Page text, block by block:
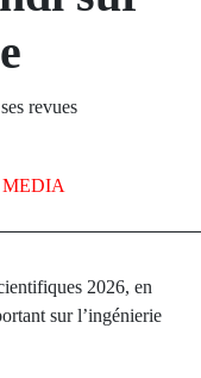
revues
2026, en
sur l’ingénierie